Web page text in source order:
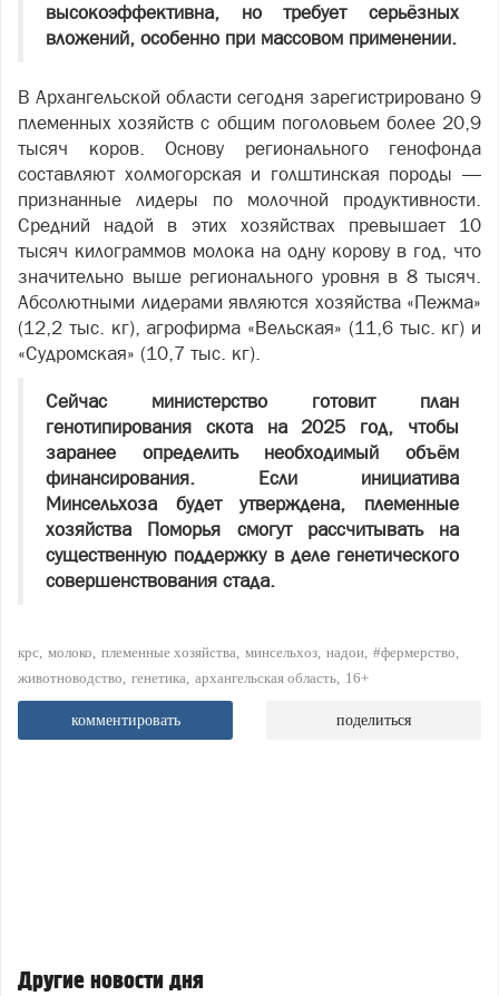
высокоэффективна, но требует серьёзных
вложений, особенно при массовом применении.
В Архангельской области сегодня зарегистрировано 9
племенных хозяйств с общим поголовьем более 20,9
тысяч коров. Основу регионального генофонда
составляют холмогорская и голштинская породы —
признанные лидеры по молочной продуктивности.
Средний надой в этих хозяйствах превышает 10
тысяч килограммов молока на одну корову в год, что
значительно выше регионального уровня в 8 тысяч.
Абсолютными лидерами являются хозяйства «Пежма»
(12,2 тыс. кг), агрофирма «Вельская» (11,6 тыс. кг) и
«Судромская» (10,7 тыс. кг).
Сейчас министерство готовит план
генотипирования скота на 2025 год, чтобы
заранее определить необходимый объём
финансирования. Если инициатива
Минсельхоза будет утверждена, племенные
хозяйства Поморья смогут рассчитывать на
существенную поддержку в деле генетического
совершенствования стада.
крс молоко племенные хозяйства минсельхоз надои #фермерство
животноводство генетика архангельская область 16+
комментировать поделиться
Другие новости дня